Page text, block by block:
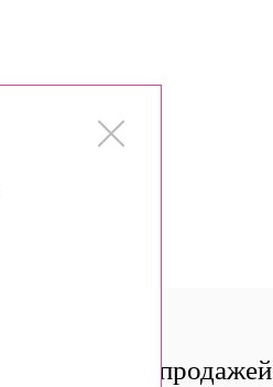
или продажей